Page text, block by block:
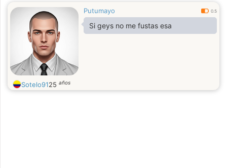
Putumayo 0.5
Si geys no me fustas esa
Sotelo9125 años